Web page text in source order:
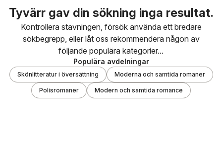
Tyvärr gav din sökning inga resultat.
Kontrollera stavningen, försök använda ett bredare
sökbegrepp, eller låt oss rekommendera någon av
följande populära kategorier...
Populära avdelningar
Skönlitteratur i översättning Moderna och samtida romaner
Polisromaner Modern och samtida romance